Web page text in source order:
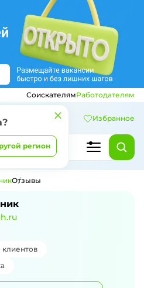
?
регион
СоискателямРаботодателям
Избранное
Отзывы
ГК РехаТехник